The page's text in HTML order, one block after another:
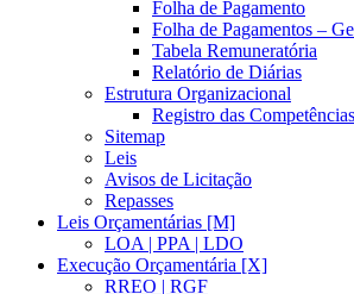
Folha de Pagamento
Folha de Pagamentos –
Tabela Remuneratória
Relatório de Diárias
Estrutura Organizacional
Registro das Competências
Sitemap
Leis
Avisos de Licitação
Repasses
Leis Orçamentárias [M]
LOA | PPA | LDO
Execução Orçamentária [X]
RREO | RGF